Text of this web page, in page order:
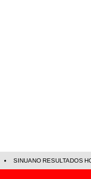
SINUANO RESULTADOS